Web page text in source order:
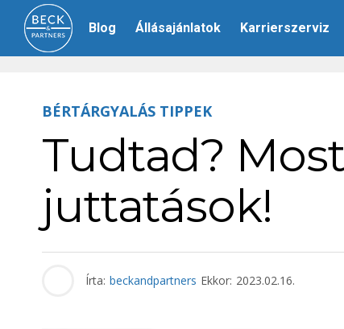
Blog Állásajánlatok Karrierszerviz
BÉRTÁRGYALÁS TIPPEK
Tudtad?
juttatások!
Írta: beckandpartners Ekkor: 2023.02.16.